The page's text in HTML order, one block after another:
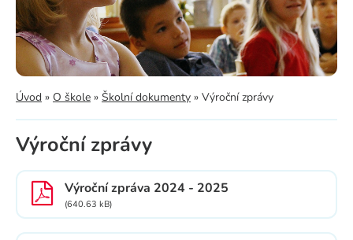
Úvod » O škole » Školní dokumenty » Výroční zprávy
Výroční zprávy
Výroční zpráva 2024 - 2025
(640.63 kB)